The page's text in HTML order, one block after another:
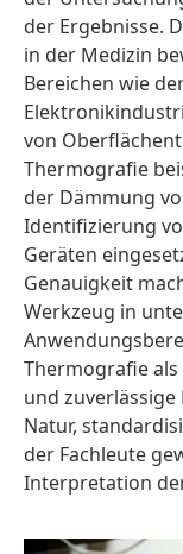
der Ergebnisse.
in der Medizin
Bereichen wie
von
Thermografie
der Dämmung
Identifizierung
Geräten
Genauigkeit
Werkzeug in
Thermografie
und
Natur,
der Fachleute
Interpretation